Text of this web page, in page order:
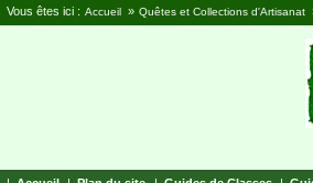
Vous êtes ici : Accueil » Quêtes et Collections d'Artisanat